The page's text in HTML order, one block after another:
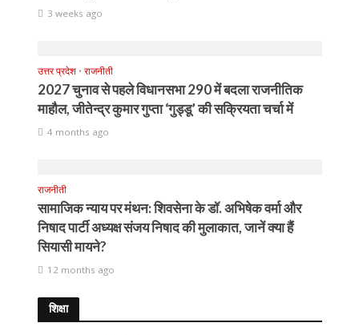
3 weeks ago
उत्तर प्रदेश • राजनीती
2027 चुनाव से पहले विधानसभा 290 में बदला राजनीतिक
माहौल, जीतेन्द्र कुमार गुप्ता ‘गुड्डू’ की सक्रियता चर्चा में
4 months ago
राजनीती
सामाजिक न्याय पर मंथन: शिवसेना के डॉ. अभिषेक वर्मा और
निषाद पार्टी अध्यक्ष संजय निषाद की मुलाकात, जानें क्या हैं
सियासी मायने?
12 months ago
शिक्षा